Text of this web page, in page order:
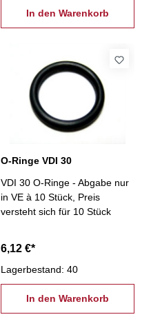
In den Warenkorb
O-Ringe VDI 30
VDI 30 O-Ringe - Abgabe nur
in VE à 10 Stück, Preis
versteht sich für 10 Stück
6,12 €*
Lagerbestand: 40
In den Warenkorb